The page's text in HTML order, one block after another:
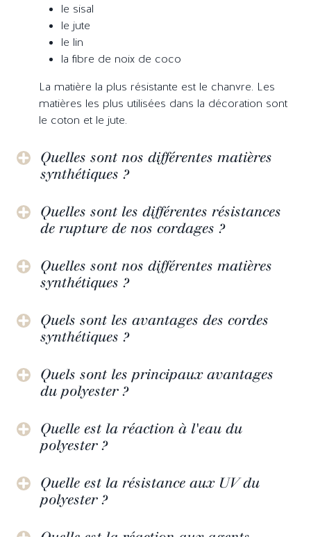
le sisal
le jute
le lin
la fibre de noix de coco
La matière la plus résistante est le chanvre. Les
matières les plus utilisées dans la décoration sont
le coton et le jute.
Quelles sont nos différentes matières
synthétiques ?
Quelles sont les différentes résistances
de rupture de nos cordages ?
Quelles sont nos différentes matières
synthétiques ?
Quels sont les avantages des cordes
synthétiques ?
Quels sont les principaux avantages
du polyester ?
Quelle est la réaction à l'eau du
polyester ?
Quelle est la résistance aux UV du
polyester ?